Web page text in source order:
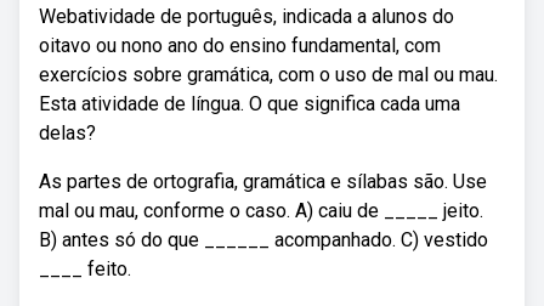
Webatividade de português, indicada a alunos do
oitavo ou nono ano do ensino fundamental, com
exercícios sobre gramática, com o uso de mal ou mau.
Esta atividade de língua. O que significa cada uma
delas?
As partes de ortografia, gramática e sílabas são. Use
mal ou mau, conforme o caso. A) caiu de _____ jeito.
B) antes só do que ______ acompanhado. C) vestido
____ feito.